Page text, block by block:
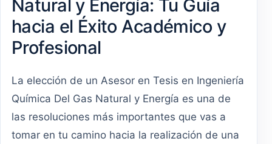
Natural y Energía: Tu Guía
hacia el Éxito Académico y
Profesional
La elección de un Asesor en Tesis en Ingeniería
Química Del Gas Natural y Energía es una de
las resoluciones más importantes que vas a
tomar en tu camino hacia la realización de una